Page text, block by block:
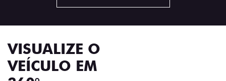
VISUALIZE O
VEÍCULO EM